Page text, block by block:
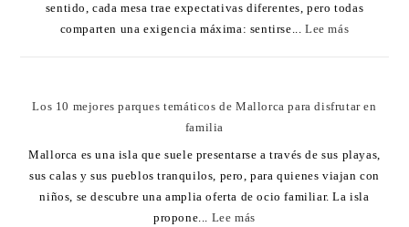
sentido, cada mesa trae expectativas diferentes, pero todas
comparten una exigencia máxima: sentirse...Lee más
Los 10 mejores parques temáticos de Mallorca para disfrutar en
familia
Mallorca es una isla que suele presentarse a través de sus playas,
sus calas y sus pueblos tranquilos, pero, para quienes viajan con
niños, se descubre una amplia oferta de ocio familiar. La isla
propone... Lee más